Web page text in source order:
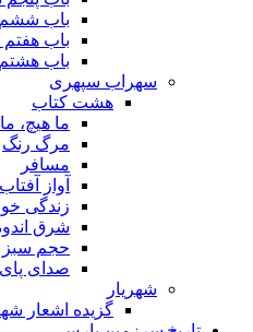
باب ششم
باب هفتم
باب
سهراب سپهری
هشت کتاب
ما هیچ،
مرگ رنگ
مسافر
آواز آفتاب
زندگی
شرق
حجم سبز
صدای
شهریار
گزیده اشعار